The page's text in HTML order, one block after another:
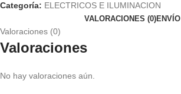
Categoría: ELECTRICOS E ILUMINACION
VALORACIONES (0)ENVÍO
Valoraciones (0)
Valoraciones
No hay valoraciones aún.